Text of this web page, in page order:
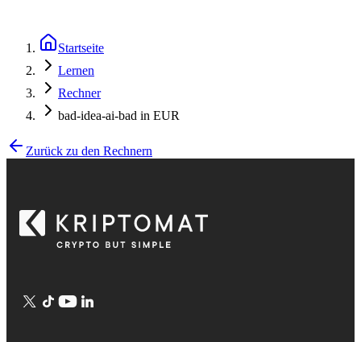
Startseite
Lernen
Rechner
bad-idea-ai-bad in EUR
Zurück zu den Rechnern